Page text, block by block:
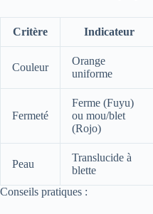
Critère Indicateur
Couleur
Orange
uniforme
Fermeté
Ferme (Fuyu)
ou mou/blet
(Rojo)
Peau
Translucide à
blette
Conseils pratiques :